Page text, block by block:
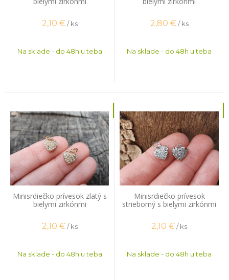
2,10 € / ks
Na sklade - do 48h u teba
2,80 € / ks
Na sklade - do 48h u teba
Minisrdiečko prívesok zlatý s
bielymi zirkónmi
2,10 € / ks
Na sklade - do 48h u teba
Minisrdiečko prívesok
strieborný s bielymi zirkónmi
2,10 €/ ks
Na sklade - do 48h u teba